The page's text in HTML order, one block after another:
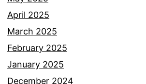
April 2025
March 2025
February 2025
January 2025
December 2024